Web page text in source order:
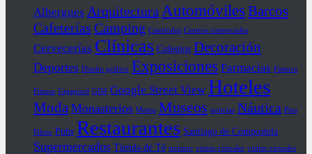
Albergues Arquitectura Automóviles Barcos
Cafeterías Camping Catedrales Centros comerciales
Cervecerías Clínicas Colegios Decoración
Deportes Diseño gráfico Exposiciones Farmacias Fisterra
Fitness Gigapixel GIM Google Street View Hoteles
Moda Monasterios Motos Museos noticias Náutica Piso
Piloto Pubs Restaurantes Santiago de Compostela
Supermercados Tienda de Té turismo visitas virtuales visitas virtuales